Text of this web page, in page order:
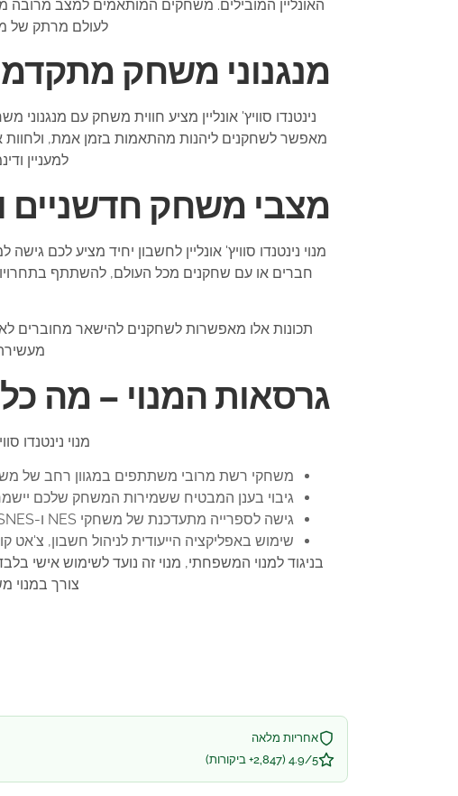
האונליין המובילים. משחקים המותאמים למצב
לעולם מרתק של
מנגנוני משחק
נינטנדו סוויץ' אונליין מציע חווית משחק עם
למעניין
מצבי משחק חדשניים
מנוי נינטנדו סוויץ' אונליין לחשבון יחיד מציע לכם
חברים או עם שחקנים מכל העולם, להשתתף בתחרויות
תכונות אלו מאפשרות לשחקנים להישאר מחוברים
גרסאות המנוי – מה
מנוי נינטנדו
משחקי רשת מרובי משתתפים במגוון רחב של
גיבוי בענן המבטיח ששמירות המשחק שלכם
גישה לספרייה מתעדכנת של משחקי NES ו-SNES קלאסיים, המאפשרת לשחק במשחקים אהובים מהעבר בכל רגע.
שימוש באפליקציה הייעודית לניהול חשבון,
בניגוד למנוי המשפחתי, מנוי זה נועד לשימוש אישי
צורך במנוי
אחריות מלאה
4.9/5 (2,847+ ביקורות)